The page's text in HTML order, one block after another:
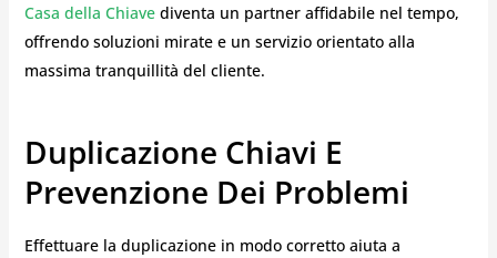
Casa della Chiavediventa un partner affidabile nel tempo,
offrendo soluzioni mirate e un servizio orientato alla
massima tranquillità del cliente.
Duplicazione Chiavi E
Prevenzione Dei Problemi
Effettuare la duplicazione in modo corretto aiuta a